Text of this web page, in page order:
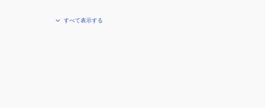
すべて表示する